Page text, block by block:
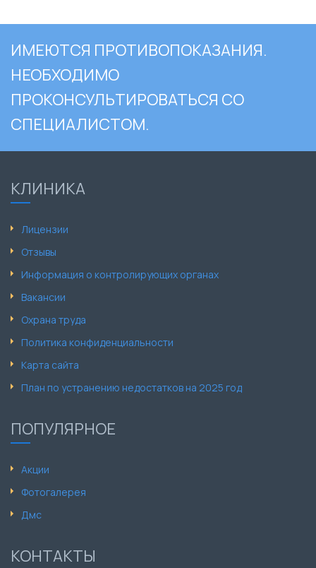
ИМЕЮТСЯ ПРОТИВОПОКАЗАНИЯ.
НЕОБХОДИМО
ПРОКОНСУЛЬТИРОВАТЬСЯ СО
СПЕЦИАЛИСТОМ.
КЛИНИКА
Лицензии
Отзывы
Информация о контролирующих органах
Вакансии
Охрана труда
Политика конфиденциальности
Карта сайта
План по устранению недостатков на 2025 год
ПОПУЛЯРНОЕ
Акции
Фотогалерея
Дмс
КОНТАКТЫ